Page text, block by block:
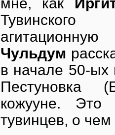
Тувинского
Чульдум
в начале 50-ых
Пестуновка
кожууне.
тувинцев, о